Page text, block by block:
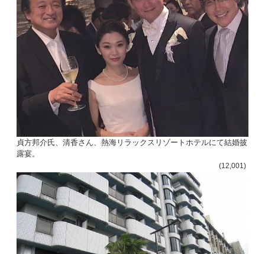
貞方邦介氏、清香さん、熱海リラックスリゾートホテルにて結婚披
露宴。
(12,001)